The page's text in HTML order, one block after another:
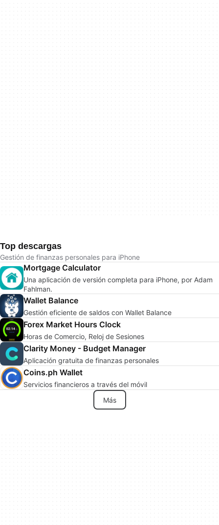
Top descargas
Gestión de finanzas personales para iPhone
Mortgage Calculator
Una aplicación de versión completa para iPhone, por Adam
Fahlman.
Wallet Balance
Gestión eficiente de saldos con Wallet Balance
Forex Market Hours Clock
Horas de Comercio, Reloj de Sesiones
Clarity Money - Budget Manager
Aplicación gratuita de finanzas personales
Coins.ph Wallet
Servicios financieros a través del móvil
Más